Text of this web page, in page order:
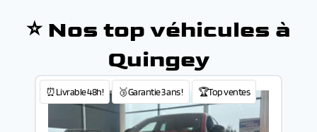
⭐ Nos top véhicules à
Quingey
⏰Livrable 48h! 🥉Garantie 3 ans ! 🏆Top ventes